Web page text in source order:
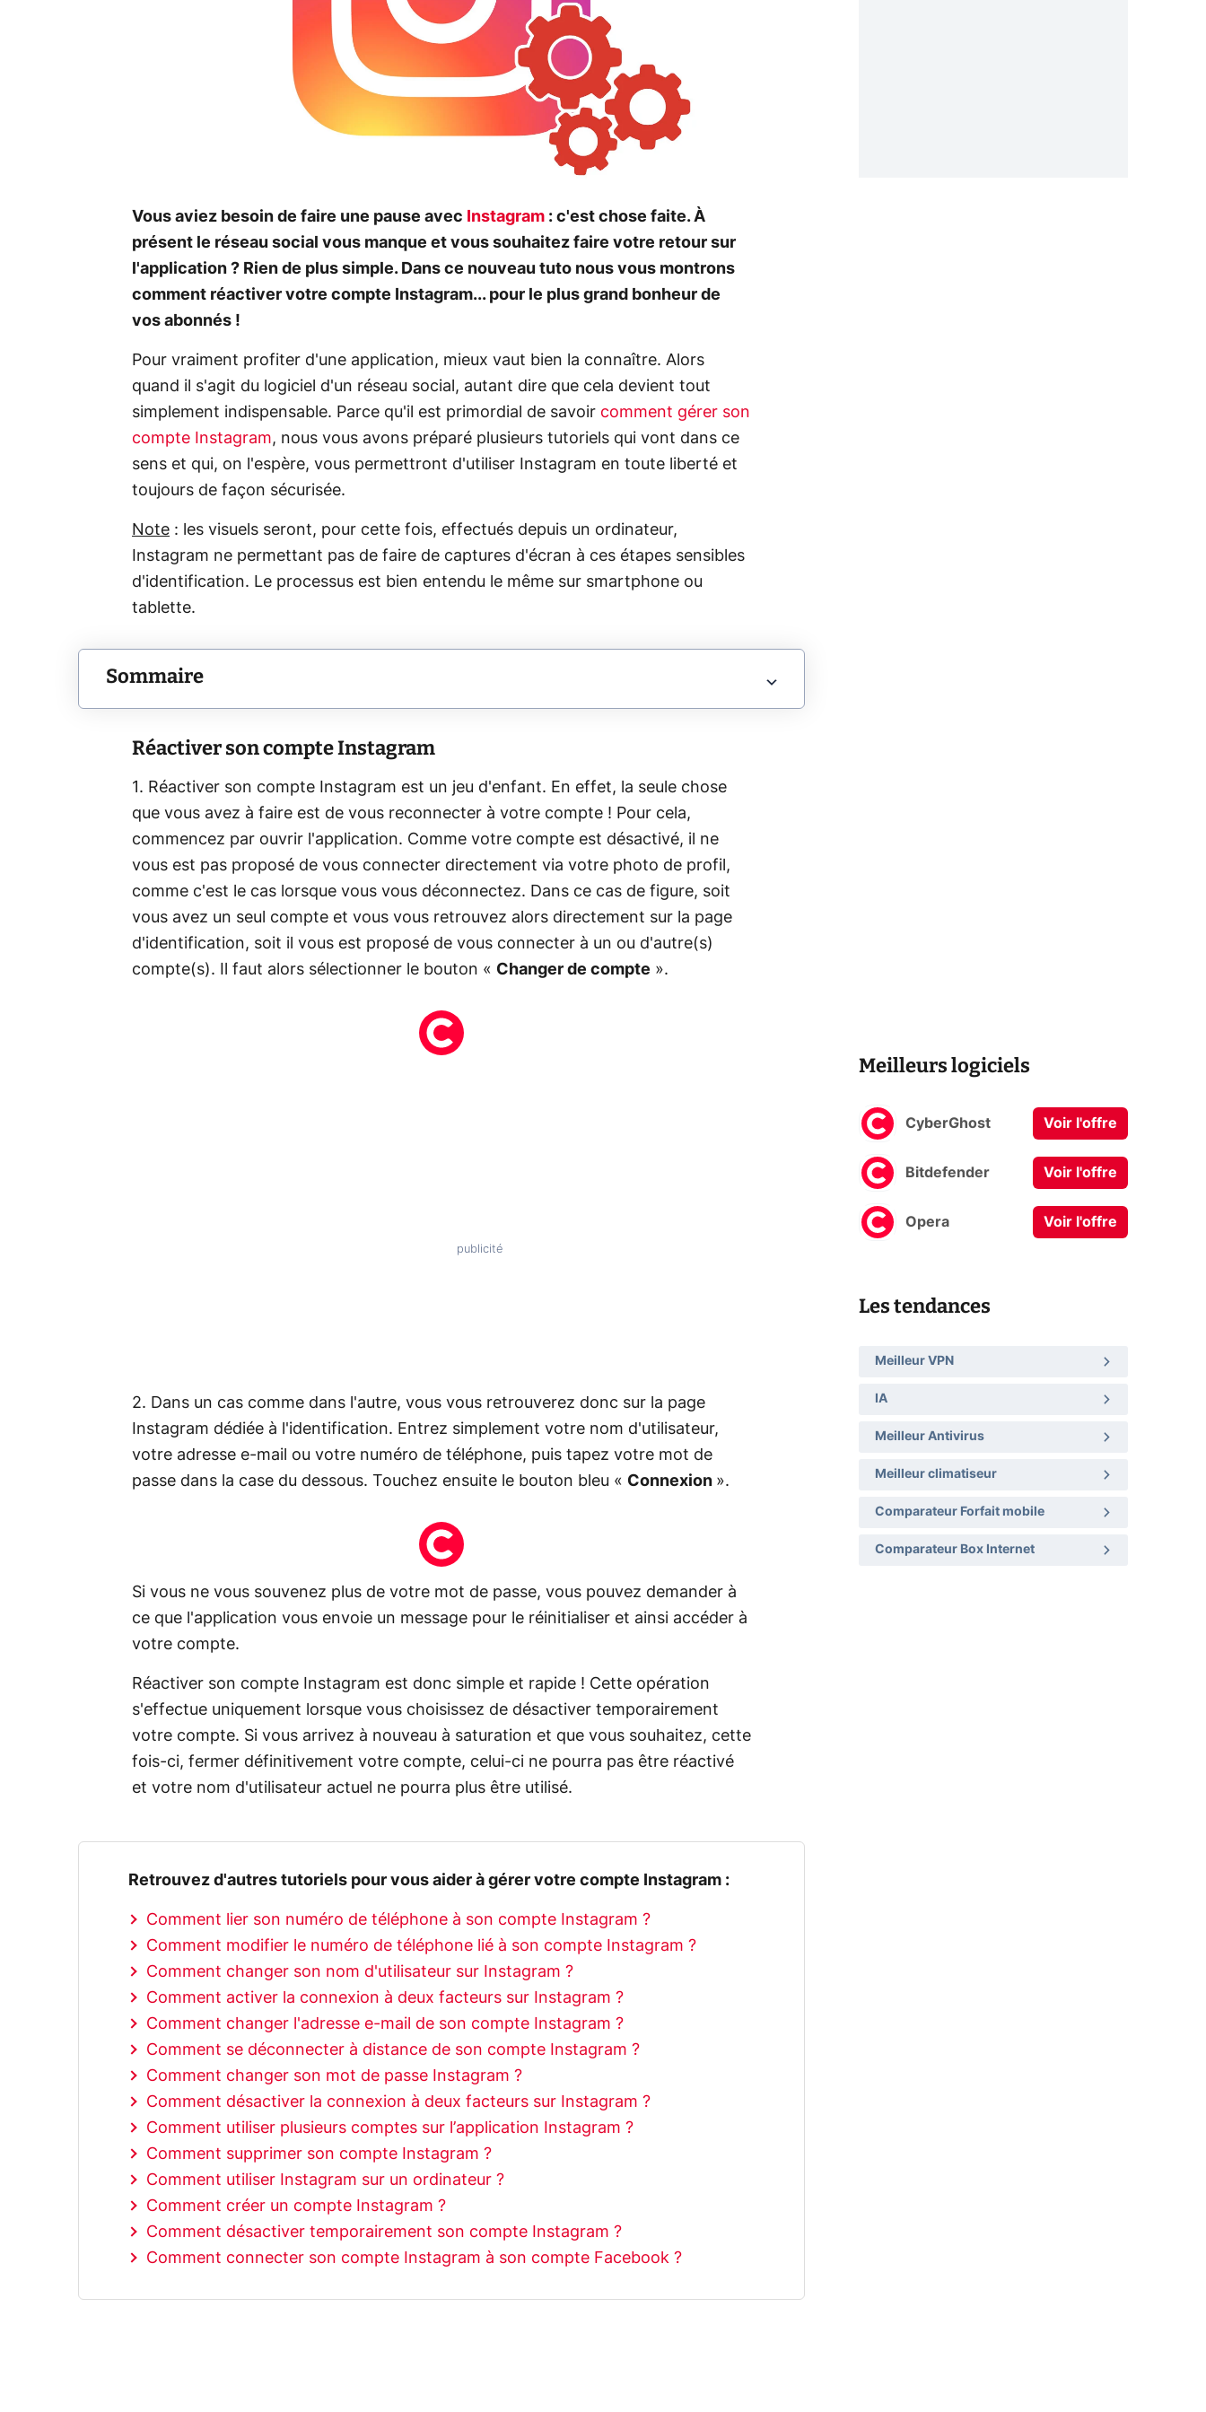
Vous aviez besoin de faire une pause avec Instagram : c'est chose faite. À
présent le réseau social vous manque et vous souhaitez faire votre retour sur
l'application ? Rien de plus simple. Dans ce nouveau tuto nous vous montrons
comment réactiver votre compte Instagram... pour le plus grand bonheur de
vos abonnés !
Pour vraiment profiter d'une application, mieux vaut bien la connaître. Alors
quand il s'agit du logiciel d'un réseau social, autant dire que cela devient tout
simplement indispensable. Parce qu'il est primordial de savoir comment gérer son
compte Instagram, nous vous avons préparé plusieurs tutoriels qui vont dans ce
sens et qui, on l'espère, vous permettront d'utiliser Instagram en toute liberté et
toujours de façon sécurisée.
Note : les visuels seront, pour cette fois, effectués depuis un ordinateur,
Instagram ne permettant pas de faire de captures d'écran à ces étapes sensibles
d'identification. Le processus est bien entendu le même sur smartphone ou
tablette.
Sommaire
Réactiver son compte Instagram
1. Réactiver son compte Instagram est un jeu d'enfant. En effet, la seule chose
que vous avez à faire est de vous reconnecter à votre compte ! Pour cela,
commencez par ouvrir l'application. Comme votre compte est désactivé, il ne
vous est pas proposé de vous connecter directement via votre photo de profil,
comme c'est le cas lorsque vous vous déconnectez. Dans ce cas de figure, soit
vous avez un seul compte et vous vous retrouvez alors directement sur la page
d'identification, soit il vous est proposé de vous connecter à un ou d'autre(s)
compte(s). Il faut alors sélectionner le bouton « Changer de compte ».
2. Dans un cas comme dans l'autre, vous vous retrouverez donc sur la page
Instagram dédiée à l'identification. Entrez simplement votre nom d'utilisateur,
votre adresse e-mail ou votre numéro de téléphone, puis tapez votre mot de
passe dans la case du dessous. Touchez ensuite le bouton bleu « Connexion ».
Si vous ne vous souvenez plus de votre mot de passe, vous pouvez demander à
ce que l'application vous envoie un message pour le réinitialiser et ainsi accéder à
votre compte.
Réactiver son compte Instagram est donc simple et rapide ! Cette opération
s'effectue uniquement lorsque vous choisissez de désactiver temporairement
votre compte. Si vous arrivez à nouveau à saturation et que vous souhaitez, cette
fois-ci, fermer définitivement votre compte, celui-ci ne pourra pas être réactivé
et votre nom d'utilisateur actuel ne pourra plus être utilisé.
Retrouvez d'autres tutoriels pour vous aider à gérer votre compte Instagram :
Comment lier son numéro de téléphone à son compte Instagram ?
Comment modifier le numéro de téléphone lié à son compte Instagram ?
Comment changer son nom d'utilisateur sur Instagram ?
Comment activer la connexion à deux facteurs sur Instagram ?
Comment changer l'adresse e-mail de son compte Instagram ?
Comment se déconnecter à distance de son compte Instagram ?
Comment changer son mot de passe Instagram ?
Comment désactiver la connexion à deux facteurs sur Instagram ?
Comment utiliser plusieurs comptes sur l’application Instagram ?
Comment supprimer son compte Instagram ?
Comment utiliser Instagram sur un ordinateur ?
Comment créer un compte Instagram ?
Comment désactiver temporairement son compte Instagram ?
Comment connecter son compte Instagram à son compte Facebook ?
Meilleurs logiciels
CyberGhost Voir l'offre
Bitdefender Voir l'offre
Opera Voir l'offre
Les tendances
Meilleur VPN
IA
Meilleur Antivirus
Meilleur climatiseur
Comparateur Forfait mobile
Comparateur Box Internet